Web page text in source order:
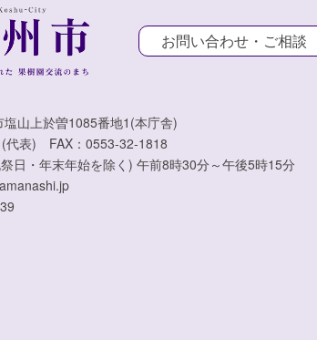
お問い合わせ・ご相談
山上於曽1085番地1(本庁舎)
代表) FAX：0553-32-1818
日・年末年始を除く) 午前8時30分～午後5時15分